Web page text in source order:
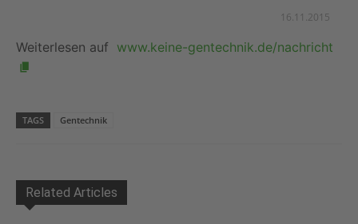
16.11.2015
Weiterlesen auf www.keine-gentechnik.de/nachricht
TAGS Gentechnik
Related Articles